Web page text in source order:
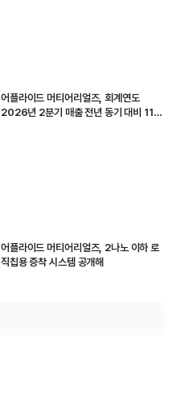
어플라이드 머티어리얼즈, 회계연도
2026년 2분기 매출 전년 동기 대비 11%
어플라이드 머티어리얼즈, 2나노 이하 로
직칩용 증착 시스템 공개해